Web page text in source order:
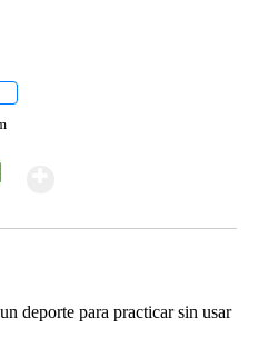
deporte para practicar sin usar